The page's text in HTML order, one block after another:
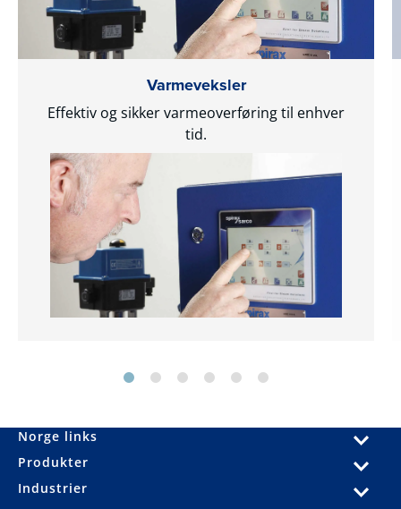
Varmeveksler
Effektiv og sikker varmeoverføring til enhver
tid.
Norge links
Produkter
Industrier